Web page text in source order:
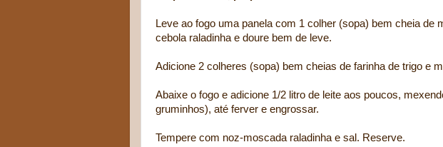
Leve ao fogo uma panela com 1 colher (sopa) bem cheia de
cebola raladinha e doure bem de leve.
Adicione 2 colheres (sopa) bem cheias de farinha de trigo e
Abaixe o fogo e adicione 1/2 litro de leite aos poucos,
gruminhos), até ferver e engrossar.
Tempere com noz-moscada raladinha e sal. Reserve.